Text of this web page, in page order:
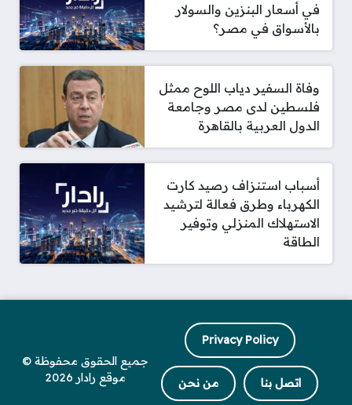
في أسعار البنزين والسولار
بالأسواق في مصر؟
وفاة السفير دياب اللوح ممثل
فلسطين لدى مصر وجامعة
الدول العربية بالقاهرة
أسباب استنزاف رصيد كارت
الكهرباء وطرق فعالة لترشيد
الاستهلاك المنزلي وتوفير
الطاقة
Privacy Policy
اتصل بنا من نحن
جميع الحقوق محفوظة ©
موقع رادار 2026